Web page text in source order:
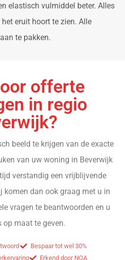
elastisch vulmiddel beter. Alles
eruit hoort te zien. Alle
te pakken.
offerte
in regio
beeld te krijgen van de exacte
van uw woning in Beverwijk
verstandig een vrijblijvende
komen dan ook graag met u in
vragen te beantwoorden en u
op maat te geven.
Bespaar tot wel 30%
Erkend door NOA